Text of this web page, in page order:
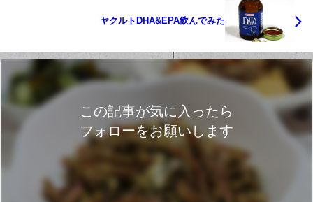
ヤクルトDHA&EPA飲んでみた
この記事が気に入ったら
フォローをお願いします